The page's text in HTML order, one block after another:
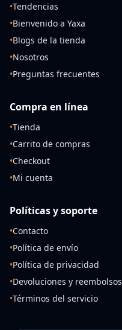
•Tendencias
•Bienvenido a Yaxa
•Blogs de la tienda
•Nosotros
•Preguntas frecuentes
Compra en línea
•Tienda
•Carrito de compras
•Checkout
•Mi cuenta
Políticas y soporte
•Contacto
•Política de envío
•Política de privacidad
•Devoluciones y reembolsos
•Términos del servicio